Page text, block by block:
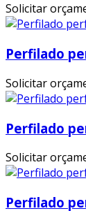
Solicitar
Perfilado
Solicitar
Perfilado
Solicitar
Perfilado